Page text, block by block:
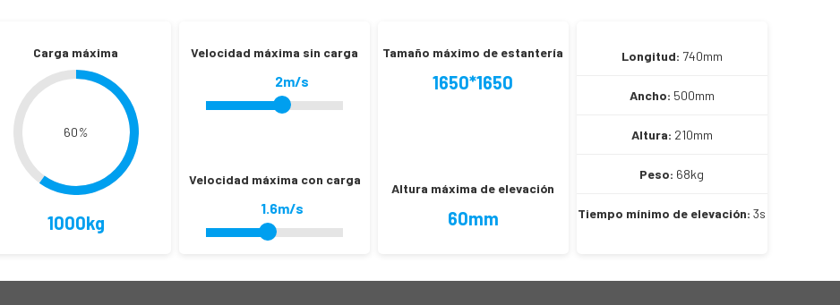
Carga máxima
60%
1000kg
Velocidad máxima sin carga
2m/s
Velocidad máxima con carga
1.6m/s
Tamaño máximo de estantería
1650*1650
Altura máxima de elevación
60mm
Longitud: 740mm
Ancho: 500mm
Altura: 210mm
Peso: 68kg
Tiempo mínimo de elevación:3s